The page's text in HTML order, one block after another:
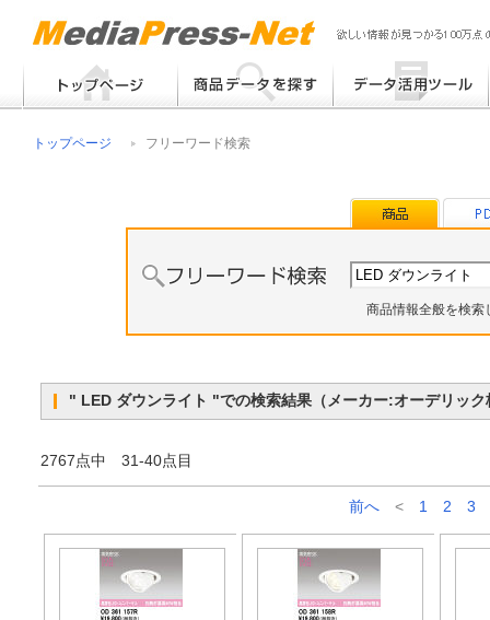
メーカー別検索
トップページ フリーワード検索
商品情報全般を検索
" LED ダウンライト "での検索結果（メーカー:オーデリ
2767点中 31-40点目
前へ < 1 2 3